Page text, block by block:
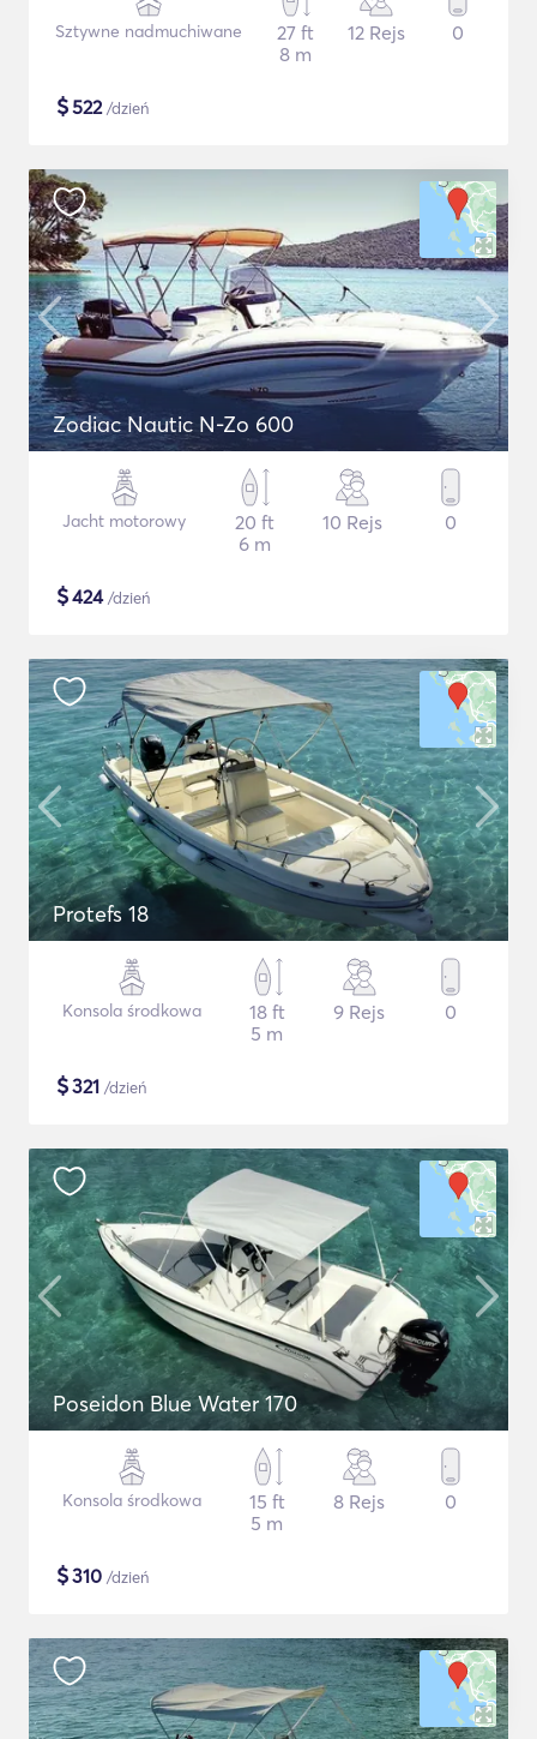
Sztywne nadmuchiwane
27 ft
8 m
12 Rejs 0
$522/dzień
Zodiac Nautic N-Zo 600
Jacht motorowy
20 ft
6 m
10 Rejs 0
$424/dzień
Protefs 18
Konsola środkowa
18 ft
5 m
9 Rejs 0
$321 /dzień
Poseidon Blue Water 170
Konsola środkowa
15 ft
5 m
8 Rejs 0
$310 /dzień